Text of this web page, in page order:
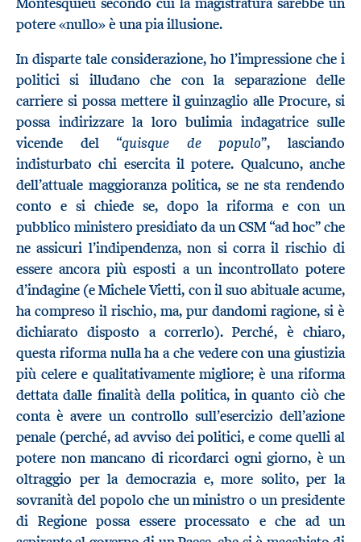
potere «nullo» è una pia illusione.
In disparte tale considerazione, ho l’impressione che i
politici si illudano che con la separazione delle
carriere si possa mettere il guinzaglio alle Procure, si
possa indirizzare la loro bulimia indagatrice sulle
vicende del “quisque de populo”, lasciando
indisturbato chi esercita il potere. Qualcuno, anche
dell’attuale maggioranza politica, se ne sta rendendo
conto e si chiede se, dopo la riforma e con un
pubblico ministero presidiato da un CSM “ad hoc” che
ne assicuri l’indipendenza, non si corra il rischio di
essere ancora più esposti a un incontrollato potere
d’indagine (e Michele Vietti, con il suo abituale acume,
ha compreso il rischio, ma, pur dandomi ragione, si è
dichiarato disposto a correrlo). Perché, è chiaro,
questa riforma nulla ha a che vedere con una giustizia
più celere e qualitativamente migliore; è una riforma
dettata dalle finalità della politica, in quanto ciò che
conta è avere un controllo sull’esercizio dell’azione
penale (perché, ad avviso dei politici, e come quelli al
potere non mancano di ricordarci ogni giorno, è un
oltraggio per la democrazia e, more solito, per la
sovranità del popolo che un ministro o un presidente
di Regione possa essere processato e che ad un